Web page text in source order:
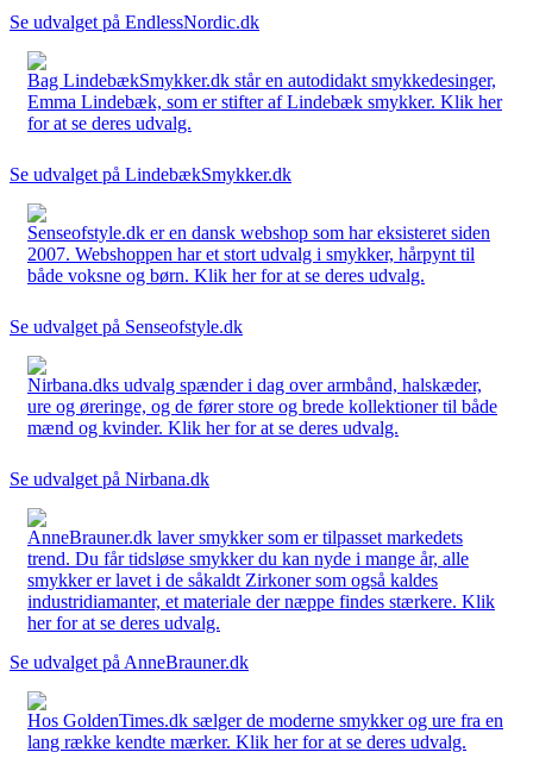
Se udvalget på EndlessNordic.dk
Bag LindebækSmykker.dk står en autodidakt smykkedesinger,
Emma Lindebæk, som er stifter af Lindebæk smykker. Klik her
for at se deres udvalg.
Se udvalget på LindebækSmykker.dk
Senseofstyle.dk er en dansk webshop som har eksisteret siden
2007. Webshoppen har et stort udvalg i smykker, hårpynt til
både voksne og børn. Klik her for at se deres udvalg.
Se udvalget på Senseofstyle.dk
Nirbana.dks udvalg spænder i dag over armbånd, halskæder,
ure og øreringe, og de fører store og brede kollektioner til både
mænd og kvinder. Klik her for at se deres udvalg.
Se udvalget på Nirbana.dk
AnneBrauner.dk laver smykker som er tilpasset markedets
trend. Du får tidsløse smykker du kan nyde i mange år, alle
smykker er lavet i de såkaldt Zirkoner som også kaldes
industridiamanter, et materiale der næppe findes stærkere. Klik
her for at se deres udvalg.
Se udvalget på AnneBrauner.dk
Hos GoldenTimes.dk sælger de moderne smykker og ure fra en
lang række kendte mærker. Klik her for at se deres udvalg.